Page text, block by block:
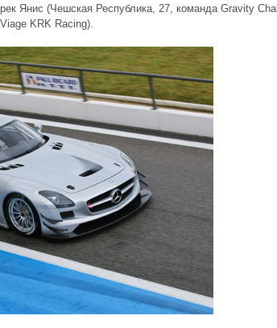
Янис (Чешская Республика, 27, команда Gravity
KRK Racing).